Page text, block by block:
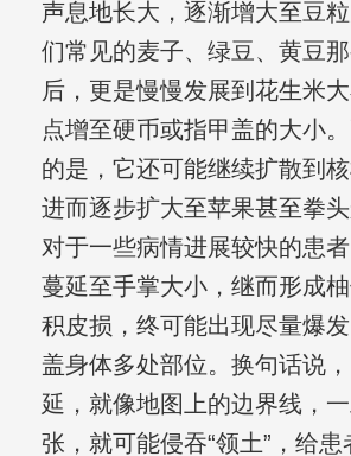
声息地长大，逐渐增大至豆
们常见的麦子、绿豆、黄豆
后，更是慢慢发展到花生米
点增至硬币或指甲盖的大小
的是，它还可能继续扩散到核
进而逐步扩大至苹果甚至拳头
对于一些病情进展较快的患
蔓延至手掌大小，继而形成
积皮损，终可能出现尽量爆
盖身体多处部位。换句话说
延，就像地图上的边界线，
张，就可能侵吞“领土”，给